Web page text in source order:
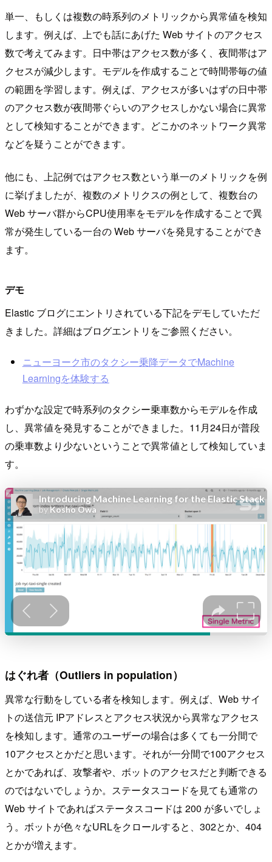
単一、もしくは複数の時系列のメトリックから異常値を検知
します。例えば、上でも話にあげた Web サイトのアクセス
数で考えてみます。日中帯はアクセス数が多く、夜間帯はア
クセスが減少します。モデルを作成することで時間帯毎の値
の範囲を学習します。例えば、アクセスが多いはずの日中帯
のアクセス数が夜間帯ぐらいのアクセスしかない場合に異常
として検知することができます。どこかのネットワーク異常
などを疑うことができます。
他にも、上記例ではアクセス数という単一のメトリックを例
に挙げましたが、複数のメトリクスの例として、複数台の
Web サーバ群からCPU使用率をモデルを作成することで異
常が発生している一台の Web サーバを発見することができ
ます。
デモ
Elastic ブログにエントリされている下記をデモしていただ
きました。詳細はブログエントリをご参照ください。
ニューヨーク市のタクシー乗降データでMachine
Learningを体験する
わずかな設定で時系列のタクシー乗車数からモデルを作成
し、異常値を発見することができました。11月24日が普段
の乗車数より少ないということで異常値として検知していま
す。
はぐれ者（Outliers in population）
異常な行動をしている者を検知します。例えば、Web サイ
トの送信元 IPアドレスとアクセス状況から異常なアクセス
を検知します。通常のユーザーの場合は多くても一分間で
10アクセスとかだと思います。それが一分間で100アクセス
とかであれば、攻撃者や、ボットのアクセスだと判断できる
のではないでしょうか。ステータスコードを見ても通常の
Web サイトであればステータスコードは 200 が多いでしょ
う。ボットが色々なURLをクロールすると、302とか、404
とかが増えます。